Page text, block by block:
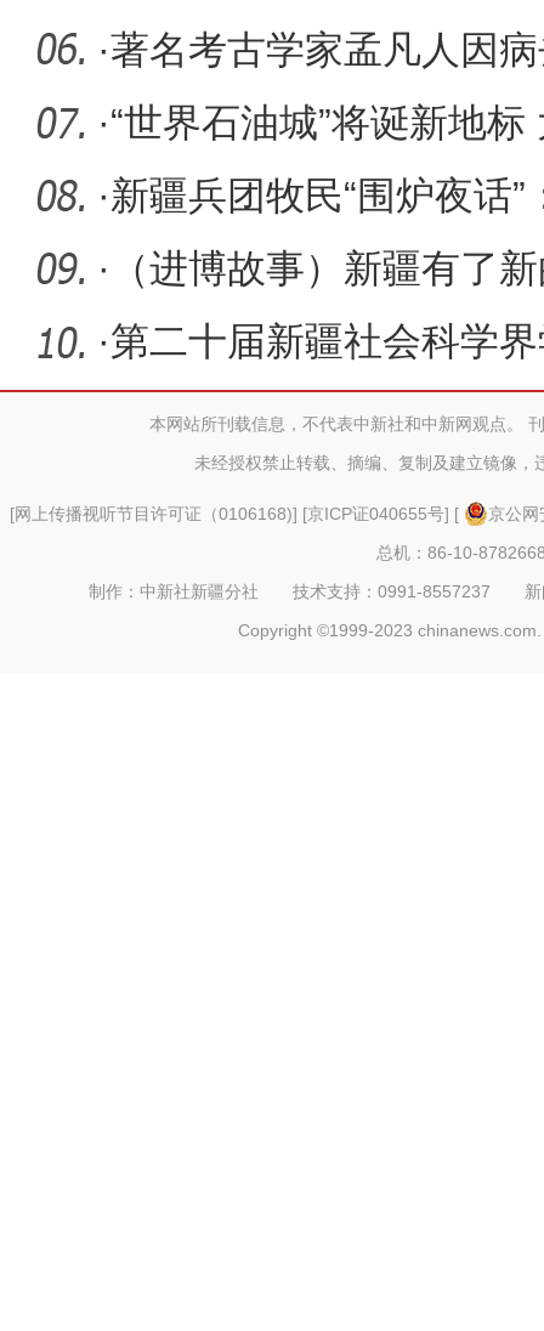
商引资工
·著名考古学家孟凡人因
·“世界石油城”将诞新地
欧之
·新疆兵团牧民“围炉夜话”
·
（进博故事）新疆有了
·第二十届新疆社会科学
本网站所刊载信息，不代表中新社和中新网观点。
未经授权禁止转载、摘编、复制及建立镜像，
[网上传播视听节目许可证（0106168)] [京ICP证040655号] [
京公
总机：86-10-
制作：中新社新疆分社 技术支持：0991-8557237
Copyright ©1999-2023